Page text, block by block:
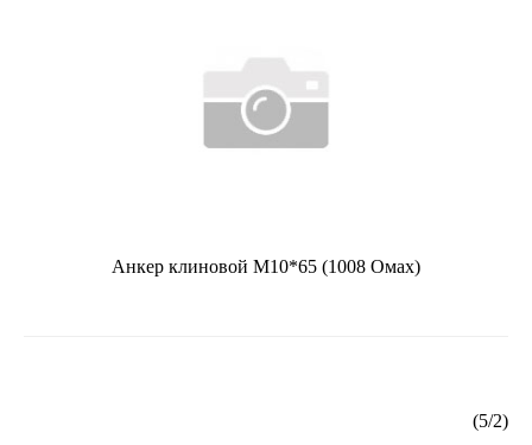
Анкер клиновой М10*65 (1008 Омах)
(5/2)